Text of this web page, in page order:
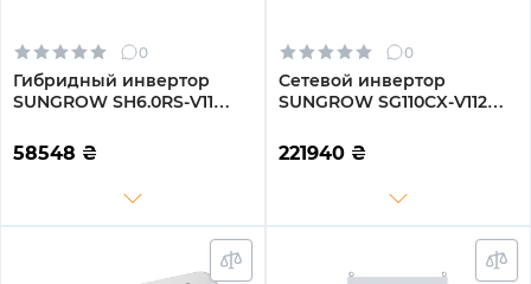
0
Гибридный инвертор
SUNGROW SH6.0RS-V11
Однофазный (ASH00099)
58548 ₴
0
Сетевой инвертор
SUNGROW SG110CX-V112
Трехфазный (ASG02271)
221940 ₴